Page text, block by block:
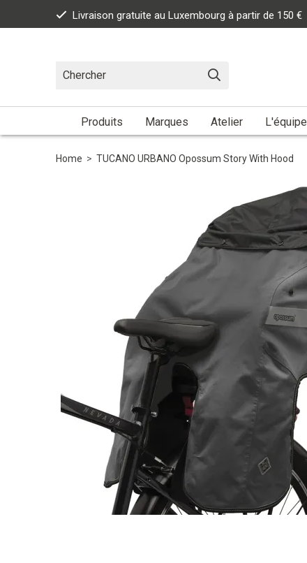
Livraison gratuite au Luxembourg à partir de 150 €
Produits Marques Atelier L'équipe
Home > TUCANO URBANO Opossum Story With Hood